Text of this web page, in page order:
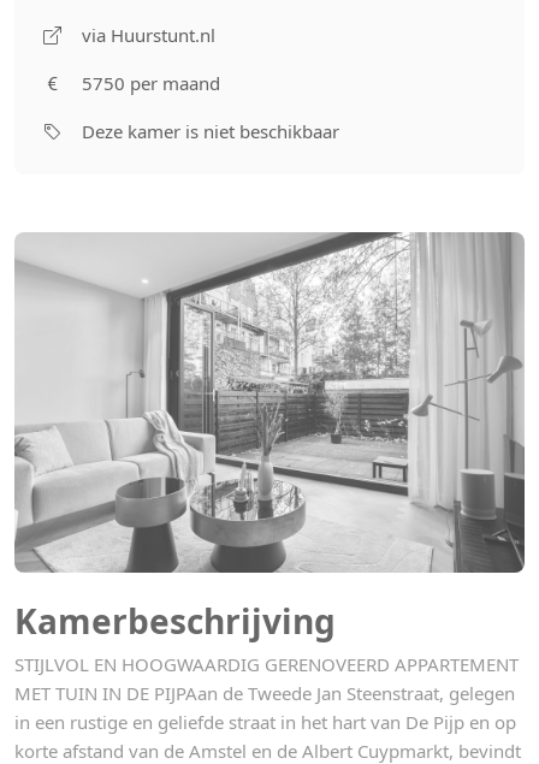
Kamerbeschrijving
STIJLVOL EN HOOGWAARDIG GERENOVEERD APPARTEMENT
MET TUIN IN DE PIJPAan de Tweede Jan Steenstraat, gelegen
in een rustige en geliefde straat in het hart van De Pijp en op
korte afstand van de Amstel en de Albert Cuypmarkt, bevindt
via Huurstunt.nl
5750 per maand
Deze kamer is niet beschikbaar